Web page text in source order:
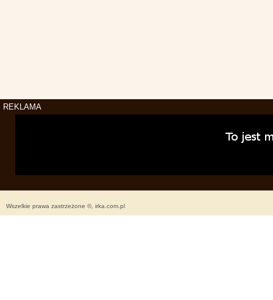
REKLAMA
Wszelkie prawa zastrzeżone ©, irka.com.pl